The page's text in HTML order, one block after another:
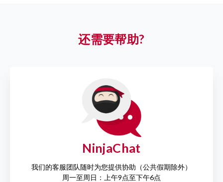
还需要帮助?
NinjaChat
我们的客服团队随时为您提供协助（公共假期除外）
周一至周日：上午9点至下午6点